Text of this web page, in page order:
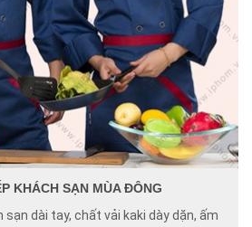
KHÁCH SẠN MÙA ĐÔNG
sạn dài tay, chất vải kaki dày dặn, ấm